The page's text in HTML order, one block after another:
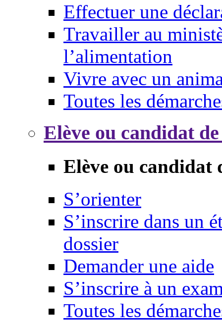
Effectuer une
Travailler au
l’alimentation
Vivre avec un
Toutes les
Elève ou candidat
Elève ou candidat
S’orienter
S’inscrire dans un
dossier
Demander une aide
S’inscrire à un
Toutes les